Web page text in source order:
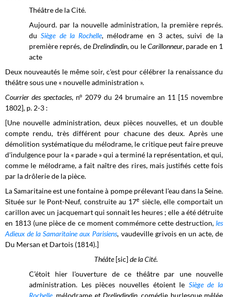
Théâtre de la Cité.
Aujourd. par la nouvelle administration, la première représ.
duSiège de la Rochelle, mélodrame en 3 actes, suivi de la
première représ, deDrelindindin, ou leCarillonneur, parade en 1
acte
Deux nouveautés le même soir, c'est pour célébrer la renaissance du
théâtre sous une « nouvelle administration ».
Courrier des spectacles, n° 2079 du 24 brumaire an 11 [15 novembre
1802], p. 2-3 :
[Une nouvelle administration, deux pièces nouvelles, et un double
compte rendu, très différent pour chacune des deux. Après une
démolition systématique du mélodrame, le critique peut faire preuve
d'indulgence pour la « parade » qui a terminé la représentation, etqui,
comme le mélodrame, a fait naître des rires, mais justifiés cette fois
par la drôlerie de la pièce.
La Samaritaine est une fontaine à pompe prélevant l'eau dans la Seine.
Située sur le Pont-Neuf, construite au 17e siècle, elle comportait un
carillon avec un jacquemart qui sonnait les heures ; elle a été détruite
en 1813 (une pièce de ce moment commémore cette destruction, les
Adieux de la Samaritaine aux Parisiens, vaudeville grivois en un acte, de
Du Mersan et Dartois (1814).]
Théâte[sic]de la Cité.
C’étoit hier l'ouverture de ce théâtre par une nouvelle
administration. Les pièces nouvelles étoient le Siège de la
Rochelle, mélodrame et Drelindindin, comédie burlesque mêlée